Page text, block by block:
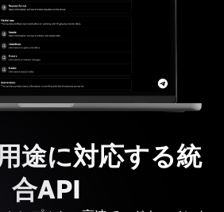
途に対応する統
合API